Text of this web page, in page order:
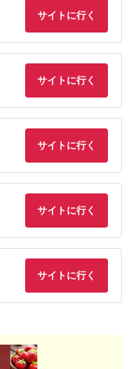
サイトに行く
サイトに行く
サイトに行く
サイトに行く
サイトに行く